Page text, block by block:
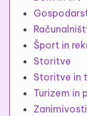
Šport in
Storitve
Storitve in
Turizem in
Zanimivosti